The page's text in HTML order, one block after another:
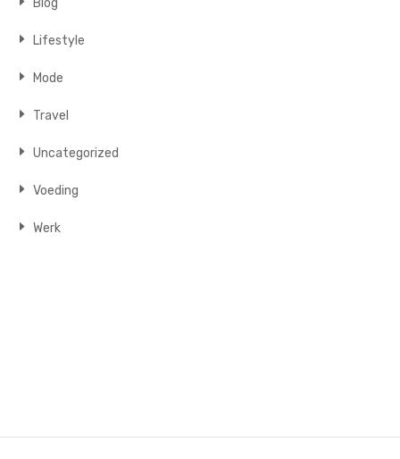
Blog
Lifestyle
Mode
Travel
Uncategorized
Voeding
Werk